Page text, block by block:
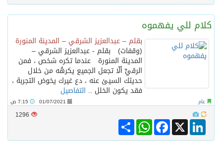
كلام للي يفهموه
بقلم – عبدالعزيز الشرقي – المدينة المنورة
(وقفات) بقلم - عبدالعزيز الشرقي –
المدينة المنورة عندما تكره شخص ، فمن
الرقيِّ ألّا تجعل الجميع يكرهُه من خلال
حديثك السيئ عنه ، دع غيرك يخوض التجربة ،
فقد يكون الخلل .. التفاصيل
عام 01/07/2021
1296
Share
WhatsAppFacebook X
LinkedIn